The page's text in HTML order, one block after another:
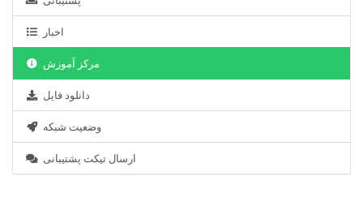
اخبار
مرکز آموزش
دانلود فایل
وضعیت شبکه
ارسال تیکت پشتیبانی